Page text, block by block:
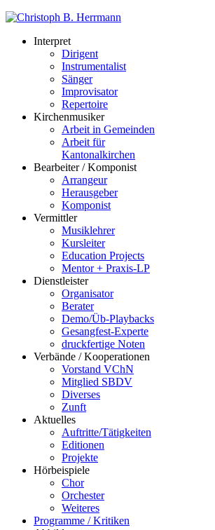
Interpret
Dirigent
Instrumentalist
Sänger
Improvisator
Repertoire
Kirchenmusiker
Arbeit in Gemeinden
Arbeit für
Kantonalkirchen
Bearbeiter / Komponist
Arrangeur
Herausgeber
Komponist
Vermittler
Musiklehrer
Kursleiter
Education Projects
Mentor + Praxis-LP
Dienstleister
Organisator
Berater
Demo/Üb-Playbacks
Gesangfest-Experte
druckfertige Noten
Verbände / Kooperationen
Vorstand VChN
Mitglied SBDV
Diverses
Zunft
Aktuelles
Auftritte/Tätigkeiten
Editionen
Projekte
Hörbeispiele
Chor
Orchester
Weiteres
Programme / Kritiken